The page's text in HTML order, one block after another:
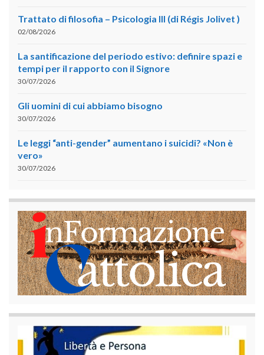
Trattato di filosofia – Psicologia III (di Régis Jolivet )
02/08/2026
La santificazione del periodo estivo: definire spazi e
tempi per il rapporto con il Signore
30/07/2026
Gli uomini di cui abbiamo bisogno
30/07/2026
Le leggi “anti-gender” aumentano i suicidi? «Non è
vero»
30/07/2026